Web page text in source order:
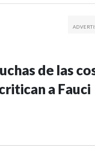
de las
a Fauci